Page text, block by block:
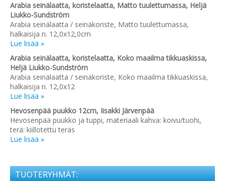
Arabia seinälaatta, koristelaatta, Matto tuulettumassa, Heljä
Liukko-Sundström
Arabia seinälaatta / seinäkoriste, Matto tuulettumassa,
halkaisija n. 12,0x12,0cm
Lue lisää »
Arabia seinälaatta, koristelaatta, Koko maailma tikkuaskissa,
Heljä Liukko-Sundström
Arabia seinälaatta / seinäkoriste, Koko maailma tikkuaskissa,
halkaisija n. 12,0x12
Lue lisää »
Hevosenpää puukko 12cm, Iisakki Järvenpää
Hevosenpää puukko ja tuppi, materiaali kahva: koivu/tuohi,
terä: kiillotettu teräs
Lue lisää »
TUOTERYHMÄT: